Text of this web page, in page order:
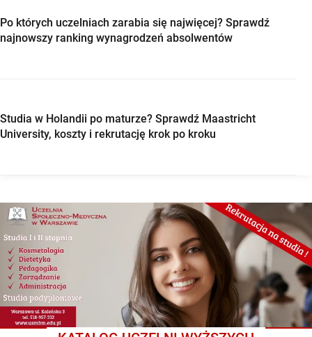
Po których uczelniach zarabia się najwięcej? Sprawdź
najnowszy ranking wynagrodzeń absolwentów
Studia w Holandii po maturze? Sprawdź Maastricht
University, koszty i rekrutację krok po kroku